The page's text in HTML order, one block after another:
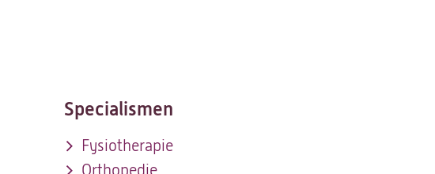
Specialismen
Fysiotherapie